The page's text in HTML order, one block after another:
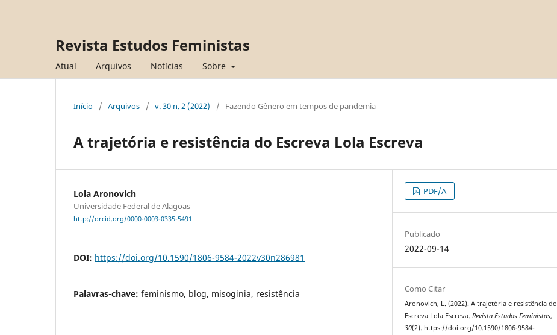
Revista Estudos Feministas
Atual Arquivos Notícias Sobre
Início / Arquivos / v. 30 n. 2 (2022) / Fazendo Gênero em tempos de pandemia
A trajetória e resistência do Escreva Lola Escreva
Lola Aronovich
Universidade Federal de Alagoas
http://orcid.org/0000-0003-0335-5491
DOI: https://doi.org/10.1590/1806-9584-2022v30n286981
Palavras-chave: feminismo, blog, misoginia, resistência
PDF/A
Publicado
2022-09-14
Como Citar
Aronovich, L. (2022). A trajetória e resistência do
Escreva Lola Escreva.Revista Estudos Feministas,
30(2). https://doi.org/10.1590/1806-9584-